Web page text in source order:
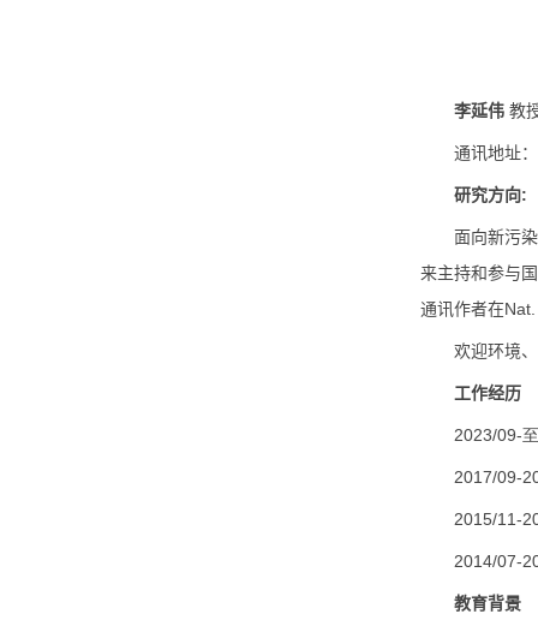
李延伟 教
通讯地址
研究方向:
面向新污
来主持和参与
通讯作者在
欢迎环境
工作经历
2023/09-
2017/09-
2015/11-
2014/07-
教育背景